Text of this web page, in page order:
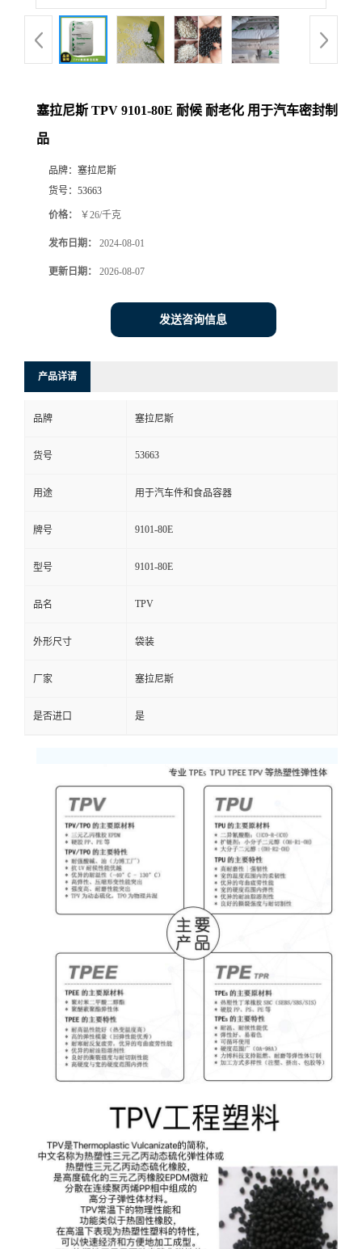
塞拉尼斯 TPV 9101-80E 耐候 耐老化 用于汽车密封制
品
品牌： 塞拉尼斯
货号： 53663
价格： ￥26/千克
发布日期： 2024-08-01
更新日期： 2026-08-07
发送咨询信息
产品详请
品牌 塞拉尼斯
货号 53663
用途 用于汽车件和食品容器
牌号 9101-80E
型号 9101-80E
品名 TPV
外形尺寸 袋装
厂家 塞拉尼斯
是否进口 是
弹性体 测试方法
结
拉伸应力-横向流
量
ASTMD412 3.40
应变,23°C
ISO37 3.40
断裂,23°C ASTMD412
拉伸强度-TD Break,23°C ISO37
伸长率-横向流量
断裂,23°C ASTMD412 670
%
ISO37 670
%
CompressionSet2 70°C,22hr ASTMD395B
压缩 变形3
70°C,22hr ISO815
测
试
肖氏硬度
邵氏A,15
秒,23°C
ISO868